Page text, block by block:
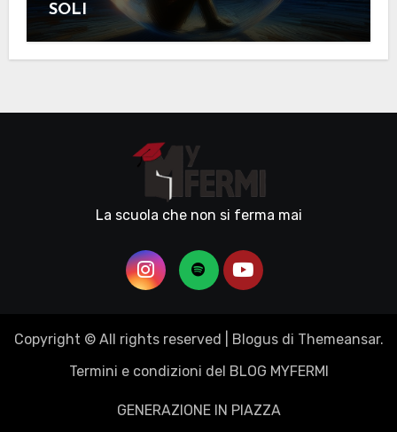
SOLI
La scuola che non si ferma mai
Copyright © All rights reserved Blogusdi Themeansar.
Termini e condizioni del BLOG MYFERMI
GENERAZIONE IN PIAZZA